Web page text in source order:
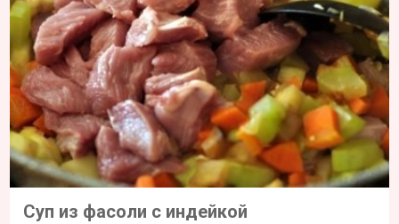
Суп из фасоли с индейкой